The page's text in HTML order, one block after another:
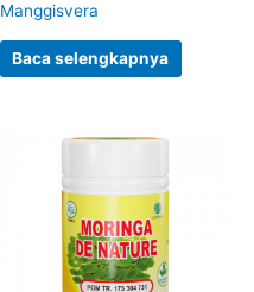
Manggisvera
Baca selengkapnya